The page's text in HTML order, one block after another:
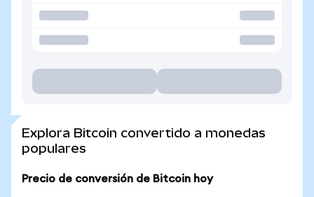
Explora Bitcoin convertido a monedas
populares
Precio de conversión de Bitcoin hoy